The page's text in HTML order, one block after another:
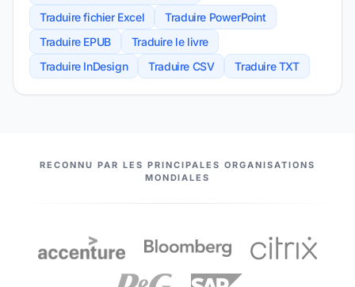
Traduire fichier Excel
Traduire PowerPoint
Traduire EPUB
Traduire le livre
Traduire InDesign
Traduire CSV Traduire TXT
NOS PARTENAIRES
RECONNU PAR LES PRINCIPALES ORGANISATIONS
MONDIALES